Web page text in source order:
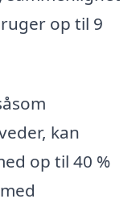
op til 9
kan
op til 40 %